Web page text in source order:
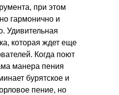
при этом
гармонично и
Удивительная
которая ждет еще
Когда поют
манера пения
бурятское и
пение, но